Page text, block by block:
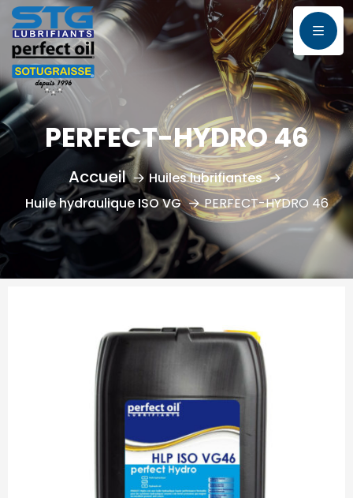
PERFECT-HYDRO 46
Huiles lubrifiantes
Huile hydraulique ISO VG
PERFECT-HYDRO 46